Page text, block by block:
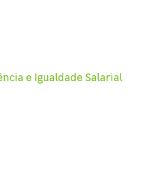
e Igualdade Salarial